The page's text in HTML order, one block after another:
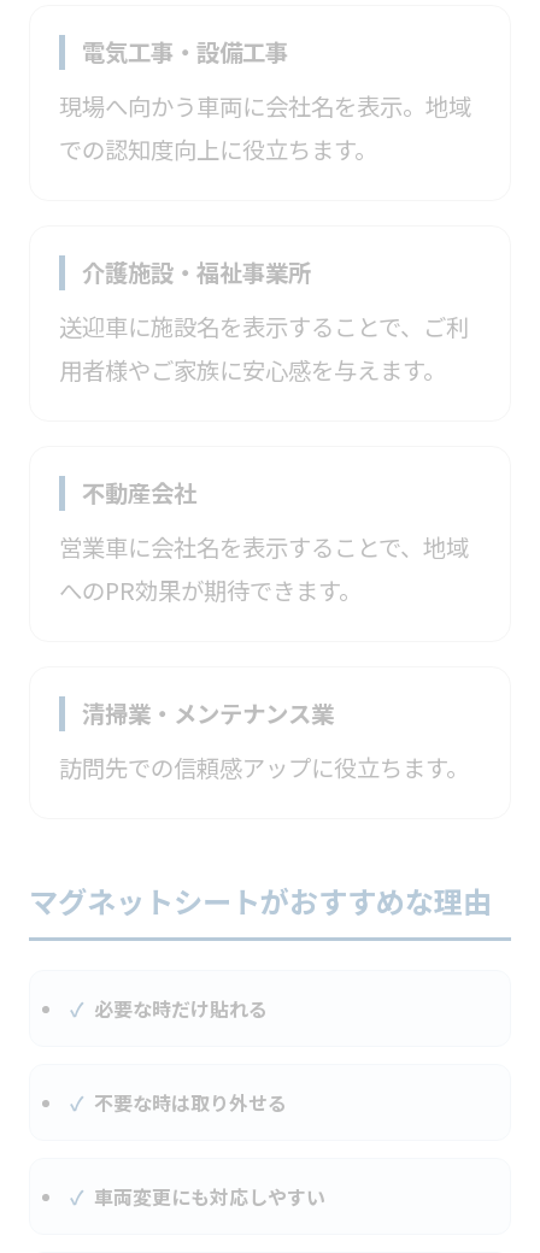
電気工事・設備工事
現場へ向かう車両に会社名を表示。地域
での認知度向上に役立ちます。
介護施設・福祉事業所
送迎車に施設名を表示することで、ご利
用者様やご家族に安心感を与えます。
不動産会社
営業車に会社名を表示することで、地域
へのPR効果が期待できます。
清掃業・メンテナンス業
訪問先での信頼感アップに役立ちます。
マグネットシートがおすすめな理由
必要な時だけ貼れる
不要な時は取り外せる
車両変更にも対応しやすい